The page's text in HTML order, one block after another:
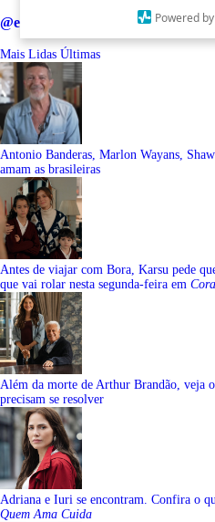
Powered
@estrelando
Mais Lidas Últimas
Antonio Banderas, Marlon Wayans,
amam as brasileiras
Antes de viajar com Bora, Karsu pede
que vai rolar nesta segunda-feira em
Além da morte de Arthur Brandão, veja
precisam se resolver
Adriana e Iuri se encontram. Confira o
Quem Ama Cuida